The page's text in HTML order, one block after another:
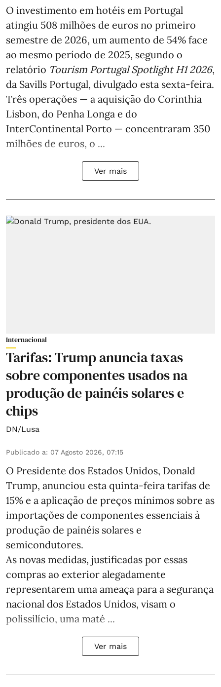
O investimento em hotéis em Portugal
atingiu 508 milhões de euros no primeiro
semestre de 2026, um aumento de 54% face
ao mesmo período de 2025, segundo o
relatório Tourism Portugal Spotlight H1 2026,
da Savills Portugal, divulgado esta sexta-feira.
Três operações — a aquisição do Corinthia
Lisbon, do Penha Longa e do
InterContinental Porto — concentraram 350
milhões de euros, o ...
Ver mais
Internacional
Tarifas: Trump anuncia taxas
sobre componentes usados na
produção de painéis solares e
chips
DN/Lusa
Publicado a: 07 Agosto 2026, 07:15
O Presidente dos Estados Unidos, Donald
Trump, anunciou esta quinta-feira tarifas de
15% e a aplicação de preços mínimos sobre as
importações de componentes essenciais à
produção de painéis solares e
semicondutores.
As novas medidas, justificadas por essas
compras ao exterior alegadamente
representarem uma ameaça para a segurança
nacional dos Estados Unidos, visam o
polissilício, uma maté ...
Ver mais